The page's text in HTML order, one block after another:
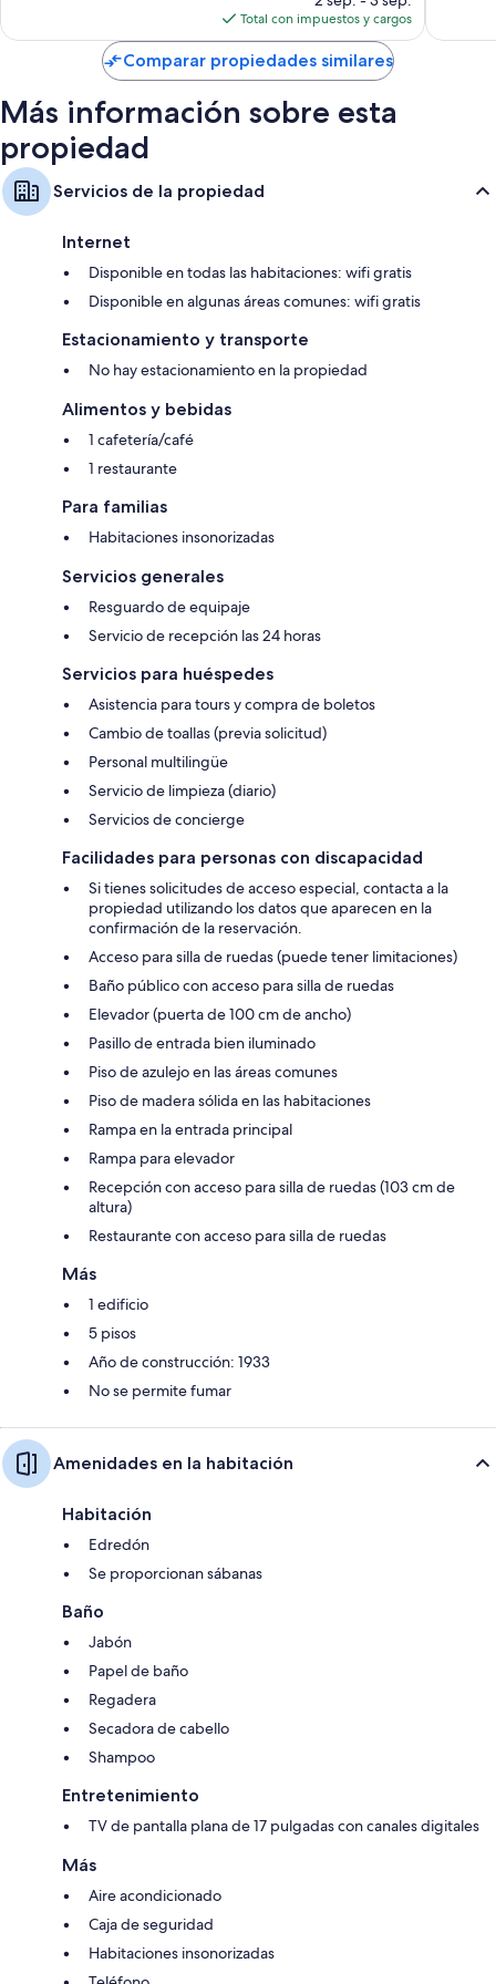
actual
es
de
$242
Total con impuestos y cargos
Comparar propiedades similares
Más información sobre esta
propiedad
Servicios de la propiedad
Internet
Disponible en todas las habitaciones: wifi gratis
Disponible en algunas áreas comunes: wifi gratis
Estacionamiento y transporte
No hay estacionamiento en la propiedad
Alimentos y bebidas
1 cafetería/café
1 restaurante
Para familias
Habitaciones insonorizadas
Servicios generales
Resguardo de equipaje
Servicio de recepción las 24 horas
Servicios para huéspedes
Asistencia para tours y compra de boletos
Cambio de toallas (previa solicitud)
Personal multilingüe
Servicio de limpieza (diario)
Servicios de concierge
Facilidades para personas con discapacidad
Si tienes solicitudes de acceso especial, contacta a la
propiedad utilizando los datos que aparecen en la
confirmación de la reservación.
Acceso para silla de ruedas (puede tener limitaciones)
Baño público con acceso para silla de ruedas
Elevador (puerta de 100 cm de ancho)
Pasillo de entrada bien iluminado
Piso de azulejo en las áreas comunes
Piso de madera sólida en las habitaciones
Rampa en la entrada principal
Rampa para elevador
Recepción con acceso para silla de ruedas (103 cm de
altura)
Restaurante con acceso para silla de ruedas
Más
1 edificio
5 pisos
Año de construcción: 1933
No se permite fumar
Amenidades en la habitación
Habitación
Edredón
Se proporcionan sábanas
Baño
Jabón
Papel de baño
Regadera
Secadora de cabello
Shampoo
Entretenimiento
TV de pantalla plana de 17 pulgadas con canales digitales
Más
Aire acondicionado
Caja de seguridad
Habitaciones insonorizadas